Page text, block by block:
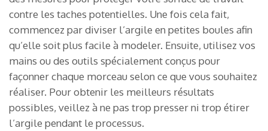
contre les taches potentielles. Une fois cela fait,
commencez par diviser l’argile en petites boules afin
qu’elle soit plus facile à modeler. Ensuite, utilisez vos
mains ou des outils spécialement conçus pour
façonner chaque morceau selon ce que vous souhaitez
réaliser. Pour obtenir les meilleurs résultats
possibles, veillez à ne pas trop presser ni trop étirer
l’argile pendant le processus.